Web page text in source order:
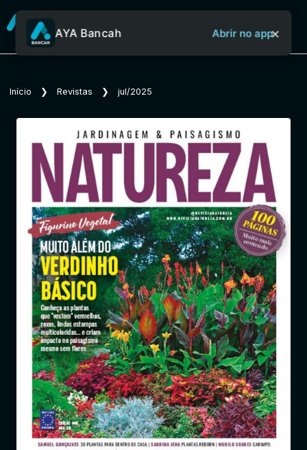
Sobre o Aya Bancah
Início
Revistas
Jornais
Notícias
Entrar
AYA Bancah Abrir no app×
Início ❯ Revistas ❯ jul/2025